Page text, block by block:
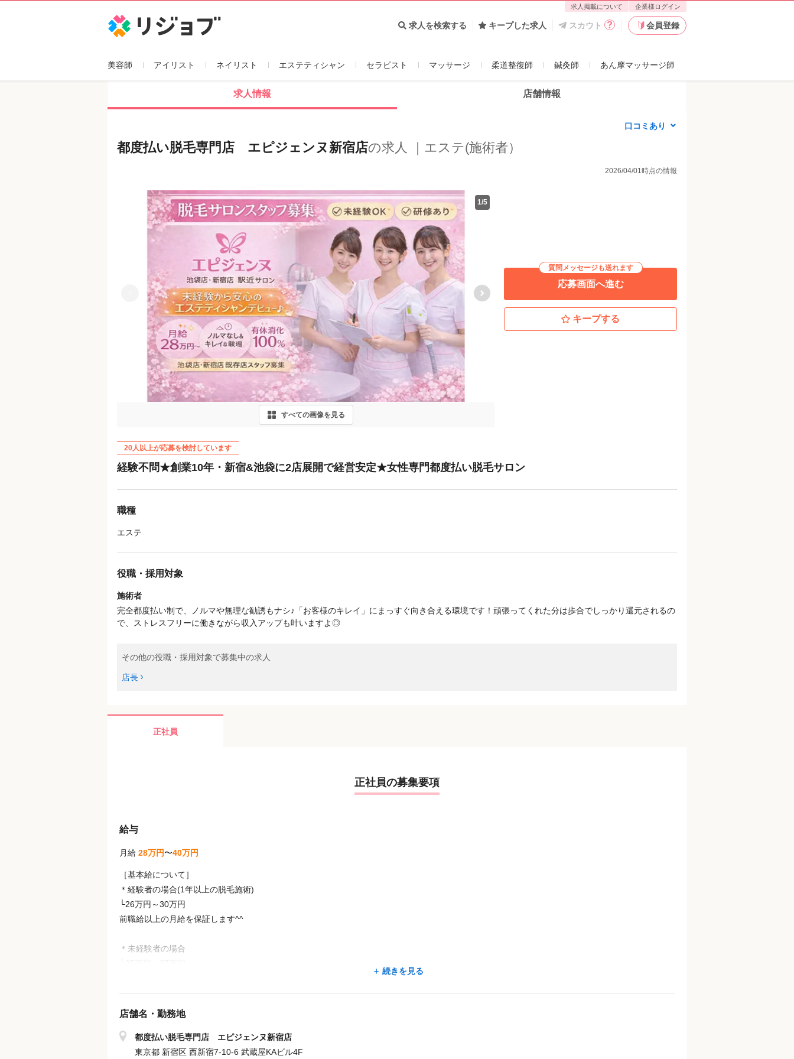
求人掲載について 企業様ログイン
求人を検索する キープした求人 スカウト 会員登録
美容師 アイリスト ネイリスト エステティシャン セラピスト マッサージ 柔道整復師 鍼灸師 あん摩マッサージ師
求人情報 店舗情報
口コミあり
都度払い脱毛専門店 エピジェンヌ新宿店の求人 ｜エステ(施術者）
2026/04/01時点の情報
1/5
Previous
すべての画像を見る
質問メッセージも送れます
応募画面へ進む
キープする
20人以上が応募を検討しています
経験不問★創業10年・新宿&池袋に2店展開で経営安定★女性専門都度払い脱毛サロン
職種
エステ
役職・採用対象
施術者
完全都度払い制で、ノルマや無理な勧誘もナシ♪「お客様のキレイ」にまっすぐ向き合える環境です！頑張ってくれた分は歩合でしっかり還元されるの
で、ストレスフリーに働きながら収入アップも叶いますよ◎
その他の役職・採用対象で募集中の求人
店長
正社員
正社員の募集要項
給与
月給 28万円〜40万円
［基本給について］
＊経験者の場合(1年以上の脱毛施術)
└26万円～30万円
前職給以上の月給を保証します^^
＊未経験者の場合
［歩合］
＊個人達成金／1.5万円～10万円
＊指名料／全額バック
＊物販手当
続きを見る
店舗名・勤務地
都度払い脱毛専門店 エピジェンヌ新宿店
東京都 新宿区 西新宿7-10-6 武蔵屋KAビル4F